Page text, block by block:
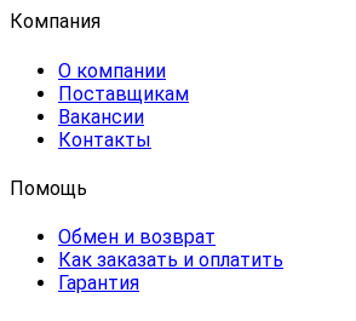
Компания
О компании
Поставщикам
Вакансии
Контакты
Помощь
Обмен и возврат
Как заказать и оплатить
Гарантия